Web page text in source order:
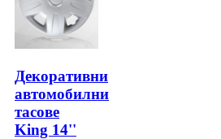
Декоративни
автомобилни
тасове
King 14''